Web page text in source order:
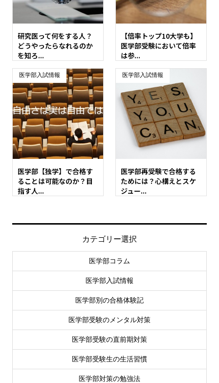
研究医って何をする人？
どうやったらなれるのか
を知ろ...
【倍率トップ10大学も】
医学部受験において倍率
は参...
医学部入試情報
医学部【独学】で合格す
ることは可能なのか？目
指す人...
医学部入試情報
医学部再受験で合格する
ためには？心構えとスケ
ジュー...
カテゴリー選択
医学部コラム
医学部入試情報
医学部別の合格体験記
医学部受験のメンタル対策
医学部受験の直前期対策
医学部受験生の生活習慣
医学部対策の勉強法